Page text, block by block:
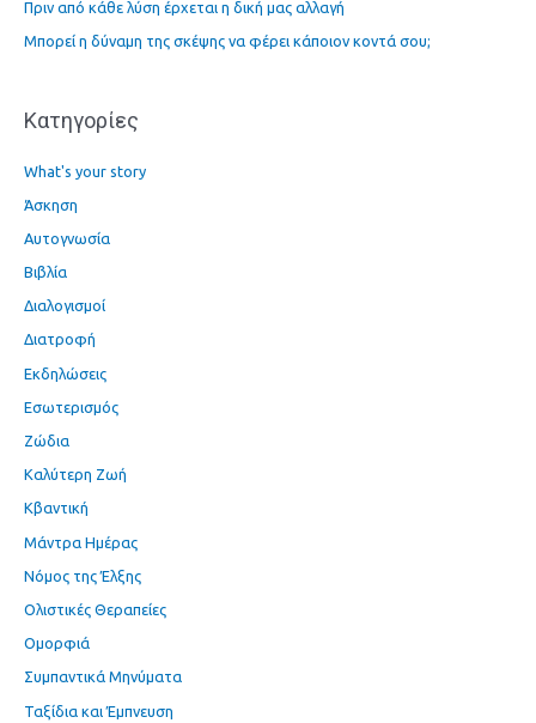
η
γ
:
Πριν από κάθε λύση έρχεται η δική μας αλλαγή
Μπορεί η δύναμη της σκέψης να φέρει κάποιον κοντά σου;
Kατηγορίες
What's your story
Άσκηση
Αυτογνωσία
Βιβλία
Διαλογισμοί
Διατροφή
Εκδηλώσεις
Εσωτερισμός
Ζώδια
Καλύτερη Ζωή
Κβαντική
Μάντρα Ημέρας
Νόμος της Έλξης
Ολιστικές Θεραπείες
Ομορφιά
Συμπαντικά Μηνύματα
Ταξίδια και Έμπνευση